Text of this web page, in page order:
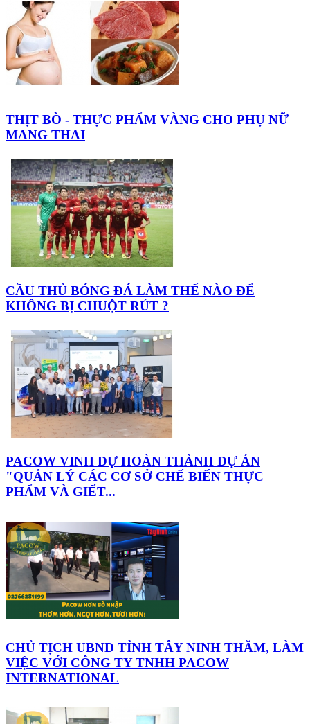
THỊT BÒ - THỰC PHẨM VÀNG CHO PHỤ NỮ
MANG THAI
CẦU THỦ BÓNG ĐÁ LÀM THẾ NÀO ĐỂ
KHÔNG BỊ CHUỘT RÚT ?
PACOW VINH DỰ HOÀN THÀNH DỰ ÁN
"QUẢN LÝ CÁC CƠ SỞ CHẾ BIẾN THỰC
PHẨM VÀ GIẾT...
CHỦ TỊCH UBND TỈNH TÂY NINH THĂM, LÀM
VIỆC VỚI CÔNG TY TNHH PACOW
INTERNATIONAL